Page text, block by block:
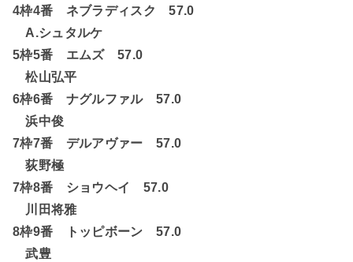
4枠4番 ネブラディスク57.0
A.シュタルケ
5枠5番 エムズ 57.0
松山弘平
6枠6番 ナグルファル 57.0
浜中俊
7枠7番 デルアヴァー 57.0
荻野極
7枠8番 ショウヘイ 57.0
川田将雅
8枠9番 トッピボーン 57.0
武豊